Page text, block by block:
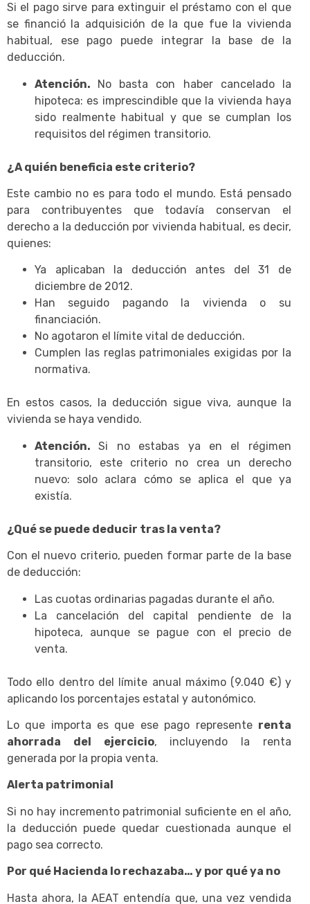
Si el pago sirve para extinguir el préstamo con el que
se financió la adquisición de la que fue la vivienda
habitual, ese pago puede integrar la base de la
deducción.
Atención. No basta con haber cancelado la
hipoteca: es imprescindible que la vivienda haya
sido realmente habitual y que se cumplan los
requisitos del régimen transitorio.
¿A quién beneficia este criterio?
Este cambio no es para todo el mundo. Está pensado
para contribuyentes que todavía conservan el
derecho a la deducción por vivienda habitual, es decir,
quienes:
Ya aplicaban la deducción antes del 31 de
diciembre de 2012.
Han seguido pagando la vivienda o su
financiación.
No agotaron el límite vital de deducción.
Cumplen las reglas patrimoniales exigidas por la
normativa.
En estos casos, la deducción sigue viva, aunque la
vivienda se haya vendido.
Atención.Si no estabas ya en el régimen
transitorio, este criterio no crea un derecho
nuevo: solo aclara cómo se aplica el que ya
existía.
¿Qué se puede deducir tras la venta?
Con el nuevo criterio, pueden formar parte de la base
de deducción:
Las cuotas ordinarias pagadas durante el año.
La cancelación del capital pendiente de la
hipoteca, aunque se pague con el precio de
venta.
Todo ello dentro del límite anual máximo (9.040 €) y
aplicando los porcentajes estatal y autonómico.
Lo que importa es que ese pago represente renta
ahorrada del ejercicio, incluyendo la renta
generada por la propia venta.
Alerta patrimonial
Si no hay incremento patrimonial suficiente en el año,
la deducción puede quedar cuestionada aunque el
pago sea correcto.
Por qué Hacienda lo rechazaba… y por qué ya no
Hasta ahora, la AEAT entendía que, una vez vendida